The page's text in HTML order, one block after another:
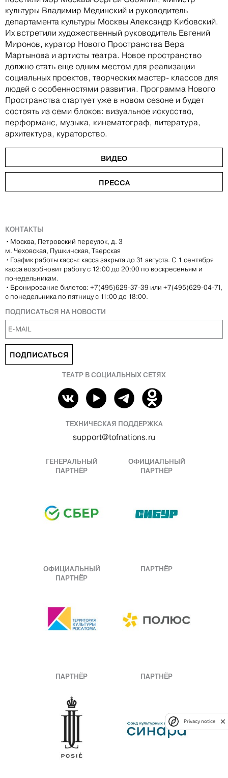
культуры Владимир Мединский и руководитель
департамента культуры Москвы Александр Кибовский.
Их встретили художественный руководитель Евгений
Миронов, куратор Нового Пространства Вера
Мартынова и артисты театра. Новое пространство
должно стать еще одним местом для реализации
социальных проектов, творческих мастер- классов для
людей с особенностями развития. Программа Нового
Пространства стартует уже в новом сезоне и будет
состоять из семи блоков: визуальное искусство,
перформанс, музыка, кинематограф, литература,
архитектура, кураторство.
ВИДЕО
ПРЕССА
КОНТАКТЫ
• Москва, Петровский переулок, д. 3
м. Чеховская, Пушкинская, Тверская
• График работы кассы: касса закрыта до 31 августа. С 1 сентября
касса возобновит работу с 12:00 до 20:00 по воскресеньям и
понедельникам.
• Бронирование билетов: +7(495)629-37-39 или +7(495)629-04-71,
с понедельника по пятницу с 11:00 до 18:00.
ПОДПИСАТЬСЯ НА НОВОСТИ
ПОДПИСАТЬСЯ
ТЕАТР В СОЦИАЛЬНЫХ СЕТЯХ
ТЕХНИЧЕСКАЯ ПОДДЕРЖКА
support@tofnations.ru
ГЕНЕРАЛЬНЫЙ
ПАРТНЁР
ОФИЦИАЛЬНЫЙ
ПАРТНЁР
ОФИЦИАЛЬНЫЙ
ПАРТНЁР
ПАРТНЁР
ПАРТНЁР ПАРТНЁР
Privacy notice